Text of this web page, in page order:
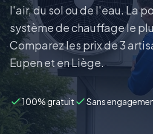
l'air, du sol ou de l'eau. La
système de chauffage le
Comparez les prix de 3
Eupen et en Liège.
100% gratuit Sans